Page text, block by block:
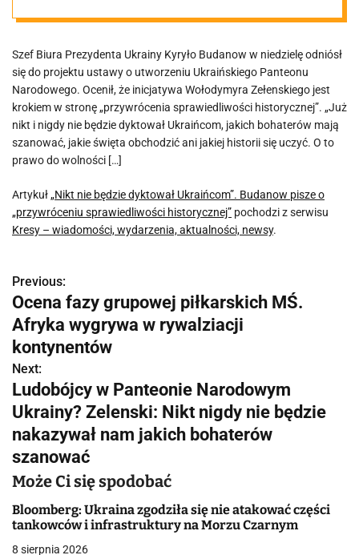
o
„przywróceniu
sprawiedliwośc
i historycznej”
Szef Biura Prezydenta Ukrainy Kyryło Budanow w niedzielę odniósł
się do projektu ustawy o utworzeniu Ukraińskiego Panteonu
Narodowego. Ocenił, że inicjatywa Wołodymyra Zełenskiego jest
krokiem w stronę „przywrócenia sprawiedliwości historycznej”. „Już
nikt i nigdy nie będzie dyktował Ukraińcom, jakich bohaterów mają
szanować, jakie święta obchodzić ani jakiej historii się uczyć. O to
prawo do wolności […]
Artykuł„Nikt nie będzie dyktował Ukraińcom”. Budanow pisze o
„przywróceniu sprawiedliwości historycznej” pochodzi z serwisu
Kresy – wiadomości, wydarzenia, aktualności, newsy.
N
a
w
i
g
a
c
j
a
Previous:
Ocena fazy grupowej piłkarskich MŚ.
Afryka wygrywa w rywalziacji
kontynentów
Next:
Ludobójcy w Panteonie Narodowym
Ukrainy? Zelenski: Nikt nigdy nie będzie
nakazywał nam jakich bohaterów
szanować
Może Ci się spodobać
Bloomberg: Ukraina zgodziła się nie atakować części
tankowców i infrastruktury na Morzu Czarnym
8 sierpnia 2026